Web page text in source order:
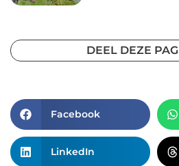
DEEL DEZE
Facebook
LinkedIn